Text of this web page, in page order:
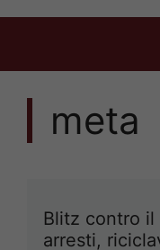
meta
Blitz contro il
arresti,